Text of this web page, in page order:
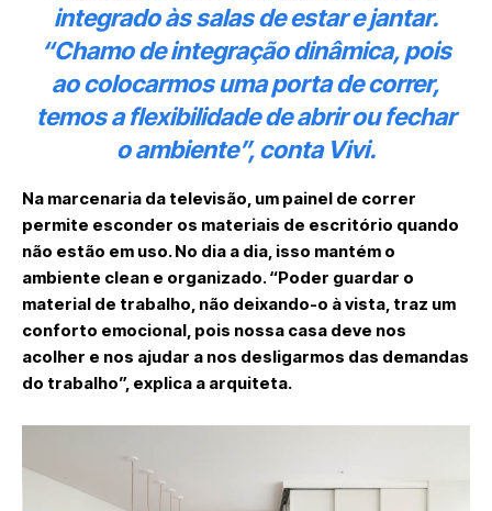
integrado às salas de estar e jantar.
“Chamo de integração dinâmica, pois
ao colocarmos uma porta de correr,
temos a flexibilidade de abrir ou fechar
o ambiente”, conta Vivi.
Na marcenaria da televisão, um painel de correr
permite esconder os materiais de escritório quando
não estão em uso. No dia a dia, isso mantém o
ambiente clean e organizado. “Poder guardar o
material de trabalho, não deixando-o à vista, traz um
conforto emocional, pois nossa casa deve nos
acolher e nos ajudar a nos desligarmos das demandas
do trabalho”, explica a arquiteta.